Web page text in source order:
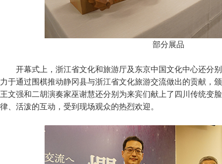
部分展品
开幕式上，浙江省文化和旅游厅及东京中国文化中心还分
力于通过围棋推动静冈县与浙江省文化旅游交流做出的贡献，
王文强和二胡演奏家巫谢慧还分别为来宾们献上了四川传统变
律、活泼的互动，受到现场观众的热烈欢迎。